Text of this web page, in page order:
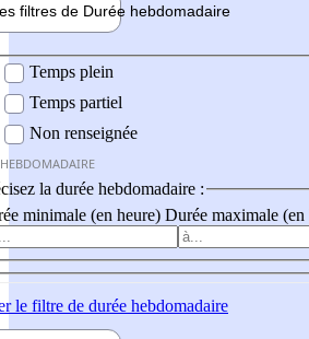
filtres de Durée hebdomadaire
Temps plein
Temps partiel
Non renseignée
la durée hebdomadaire :
minimale (en heure) Durée maximale (en
le filtre de durée hebdomadaire